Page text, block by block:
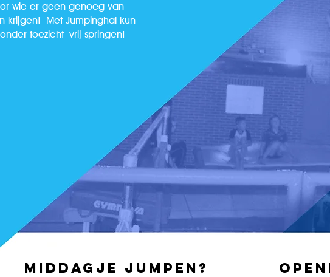
wie er geen genoeg van
krijgen! Met Jumpinghal kun
toezicht vrij springen!
Middagje jumpen?